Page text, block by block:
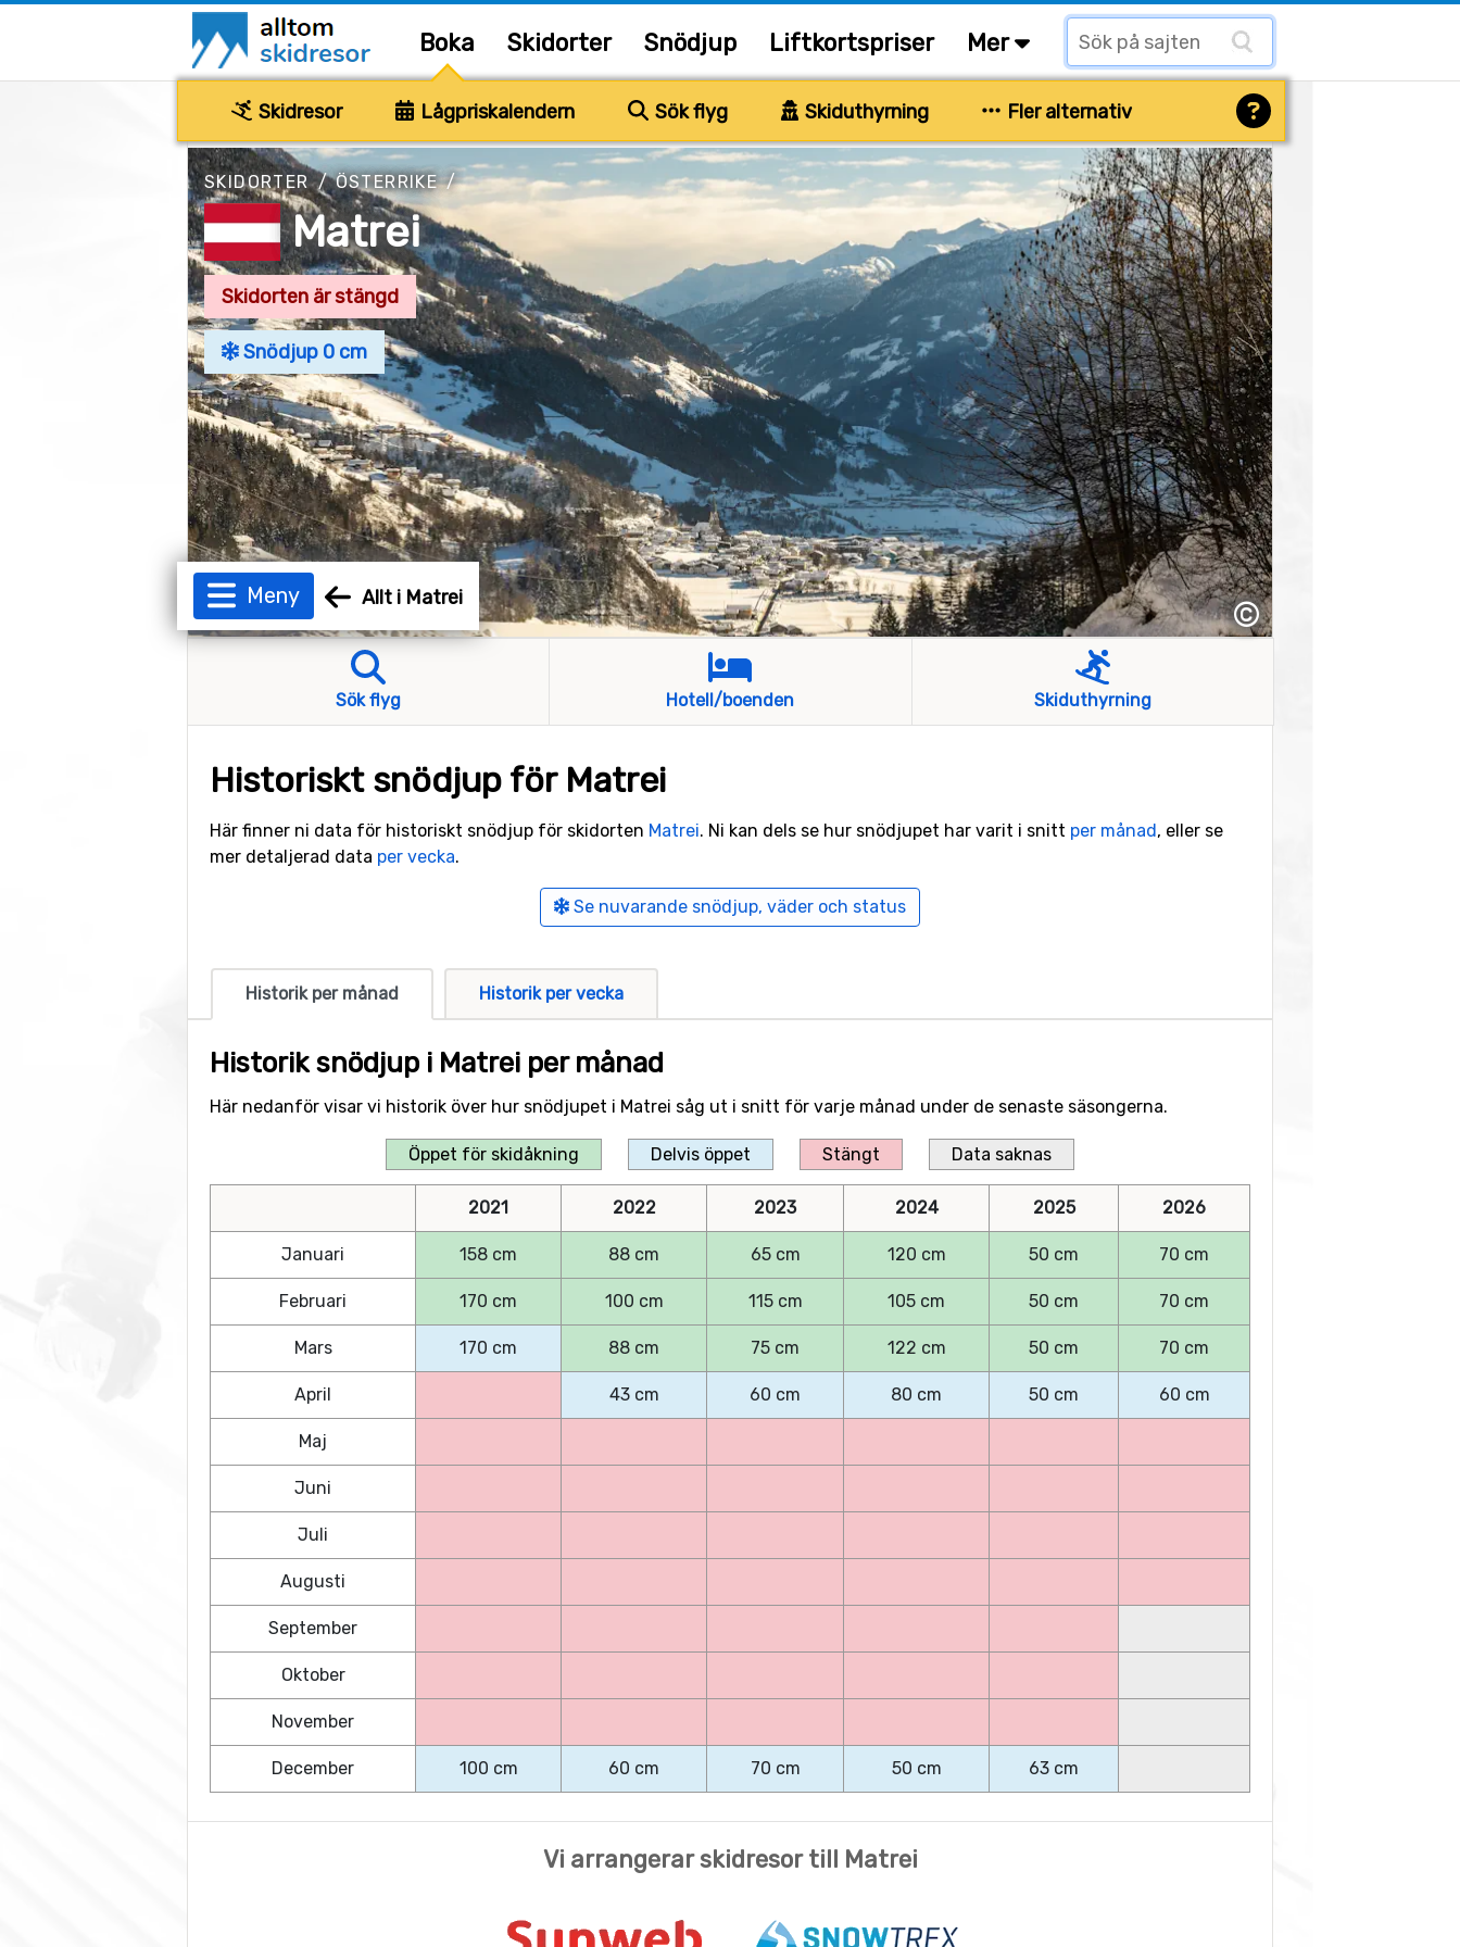
Boka Skidorter Snödjup Liftkortspriser Mer
Skidresor Lågpriskalendern Sök flyg Skiduthyrning Fler alternativ
SKIDORTER/ÖSTERRIKE/
Matrei
Skidorten är stängd
Snödjup 0 cm
©
Meny Allt i Matrei
Sök flyg Hotell/boenden Skiduthyrning
Historiskt snödjup för Matrei
Här finner ni data för historiskt snödjup för skidorten Matrei. Ni kan dels se hur snödjupet har varit i snitt per månad, eller se
mer detaljerad data per vecka.
Se nuvarande snödjup, väder och status
Historik per månad Historik per vecka
Historik snödjup i Matrei per månad
Här nedanför visar vi historik över hur snödjupet i Matrei såg ut i snitt för varje månad under de senaste säsongerna.
Öppet för skidåkning Delvis öppet Stängt Data saknas
2021 2022 2023 2024 2025 2026
Januari 158 cm 88 cm 65 cm 120 cm 50 cm 70 cm
Februari 170 cm 100 cm 115 cm 105 cm 50 cm 70 cm
Mars 170 cm 88 cm 75 cm 122 cm 50 cm 70 cm
April 43 cm 60 cm 80 cm 50 cm 60 cm
Maj
Juni
Juli
Augusti
September
Oktober
November
December 100 cm 60 cm 70 cm 50 cm 63 cm
Vi arrangerar skidresor till Matrei